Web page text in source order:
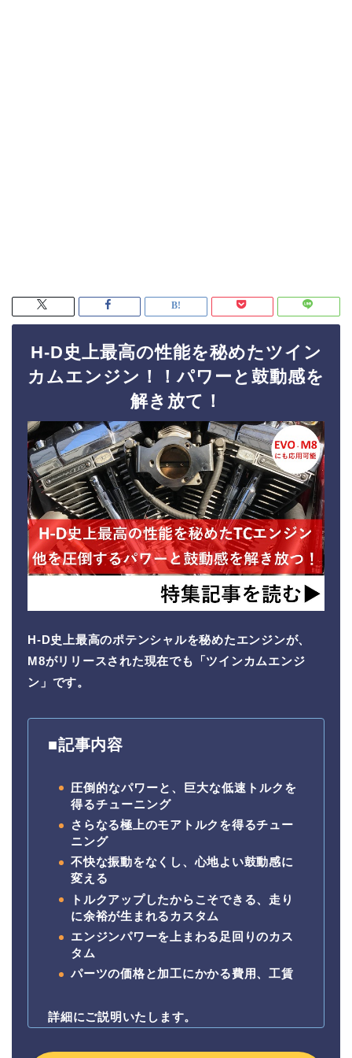
H-D史上最高の性能を秘めたツイン
カムエンジン！！パワーと鼓動感を
解き放て！
H-D史上最高のポテンシャルを秘めたエンジンが、
M8がリリースされた現在でも「ツインカムエンジ
ン」です。
■記事内容
圧倒的なパワーと、巨大な低速トルクを
得るチューニング
さらなる極上のモアトルクを得るチュー
ニング
不快な振動をなくし、心地よい鼓動感に
変える
トルクアップしたからこそできる、走り
に余裕が生まれるカスタム
エンジンパワーを上まわる足回りのカス
タム
パーツの価格と加工にかかる費用、工賃
詳細にご説明いたします。